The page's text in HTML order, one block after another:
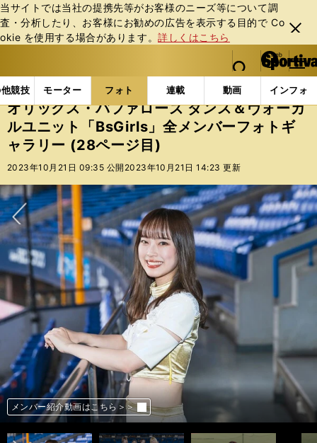
当サイトでは当社の提携先等がお客様のニーズ等について調
査・分析したり、お客様にお勧めの広告を表⽰する⽬的で Co
okie を使⽤する場合があります。詳しくはこちら
閉じ
る
web Sportiva (webスポルティーバ)
検索
マイペ
ー
ジ
メニュ
競技 モーター フォト 連載 動画 インフォ
b
ス
ポ
ル
テ
ー
バ
フォトギャラリー コラムフォト オリックス・バフ
オリックス・バファローズ ダンス＆ヴォーカ
ルユニット「BsGirls」全メンバーフォトギ
ャラリー (28ページ目)
2023年10月21日 09:35 公開 2023年10月21日 14:23 更新
次へ
メンバー紹介動画はこちら＞＞
INA
メンバー紹介動画はこちら＞＞
メンバー紹介動画はこちら＞＞
NATSU
メンバー紹介動画はこちら＞＞
メンバー紹介動画はこちら＞＞
メンバー紹介動画はこちら＞＞
REINA
メンバー紹介動画はこちら＞＞
メンバー紹介動画はこちら＞＞
メンバー紹介動画はこちら＞＞
メンバー紹介動画はこちら＞＞
NUI
メンバー紹介動画はこちら＞＞
メンバー紹介動画はこちら＞＞
メンバー紹介動画はこちら＞＞
MIKU
メンバー紹介動画はこちら＞＞
メンバー紹介動画はこちら＞＞
メンバー紹介動画はこちら＞＞
HIYORI
メンバー紹介動画はこちら＞＞
メンバー紹介動画はこちら＞＞
メンバー紹介動画はこちら＞＞
メンバー紹介動画はこちら＞＞
YUKARI
メンバー紹介動画はこちら＞＞
メンバー紹介動画はこちら＞＞
メンバー紹介動画はこちら＞＞
MAO
メンバー紹介動画はこちら＞＞
メンバー紹介動画はこちら＞＞
SARA
メンバー紹介動画はこちら＞＞
メンバー紹介動画はこちら＞＞
メンバー紹介動画はこちら＞＞
メンバー紹介動画はこちら＞＞
HINATA
メンバー紹介動画はこちら＞＞
メンバー紹介動画はこちら＞＞
MOE
メンバー紹介動画はこちら＞＞
メンバー紹介動画はこちら＞＞
メンバー紹介動画はこちら＞＞
MAHO
メンバー紹介動画はこちら＞＞
メンバー紹介動画はこちら＞＞
メンバー紹介動画はこちら＞＞
メンバー紹介動画はこちら＞＞
AYAKA
メンバー紹介動画はこちら＞＞
メンバー紹介動画はこちら＞＞
メンバー紹介動画はこちら＞＞
メンバー紹介動画はこちら＞＞
メンバー紹介動画はこちら＞＞
メンバー紹介動画はこちら＞＞
メンバー紹介動画はこちら＞＞
前へ